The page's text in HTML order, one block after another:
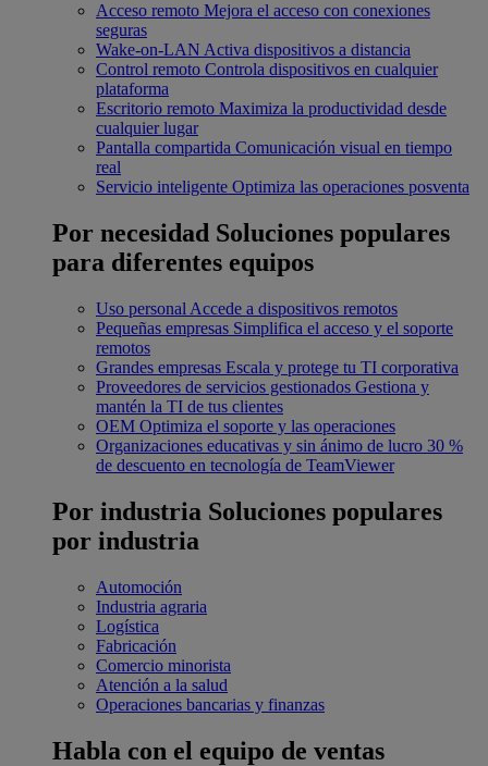
Acceso remoto Mejora el acceso con conexiones
seguras
Wake-on-LAN Activa dispositivos a distancia
Control remoto Controla dispositivos en cualquier
plataforma
Escritorio remoto Maximiza la productividad desde
cualquier lugar
Pantalla compartida Comunicación visual en tiempo
real
Servicio inteligente Optimiza las operaciones posventa
Por necesidad Soluciones populares
para diferentes equipos
Uso personal Accede a dispositivos remotos
Pequeñas empresas Simplifica el acceso y el soporte
remotos
Grandes empresas Escala y protege tu TI corporativa
Proveedores de servicios gestionados Gestiona y
mantén la TI de tus clientes
OEM Optimiza el soporte y las operaciones
Organizaciones educativas y sin ánimo de lucro 30 %
de descuento en tecnología de TeamViewer
Por industria Soluciones populares
por industria
Automoción
Industria agraria
Logística
Fabricación
Comercio minorista
Atención a la salud
Operaciones bancarias y finanzas
Habla con el equipo de ventas